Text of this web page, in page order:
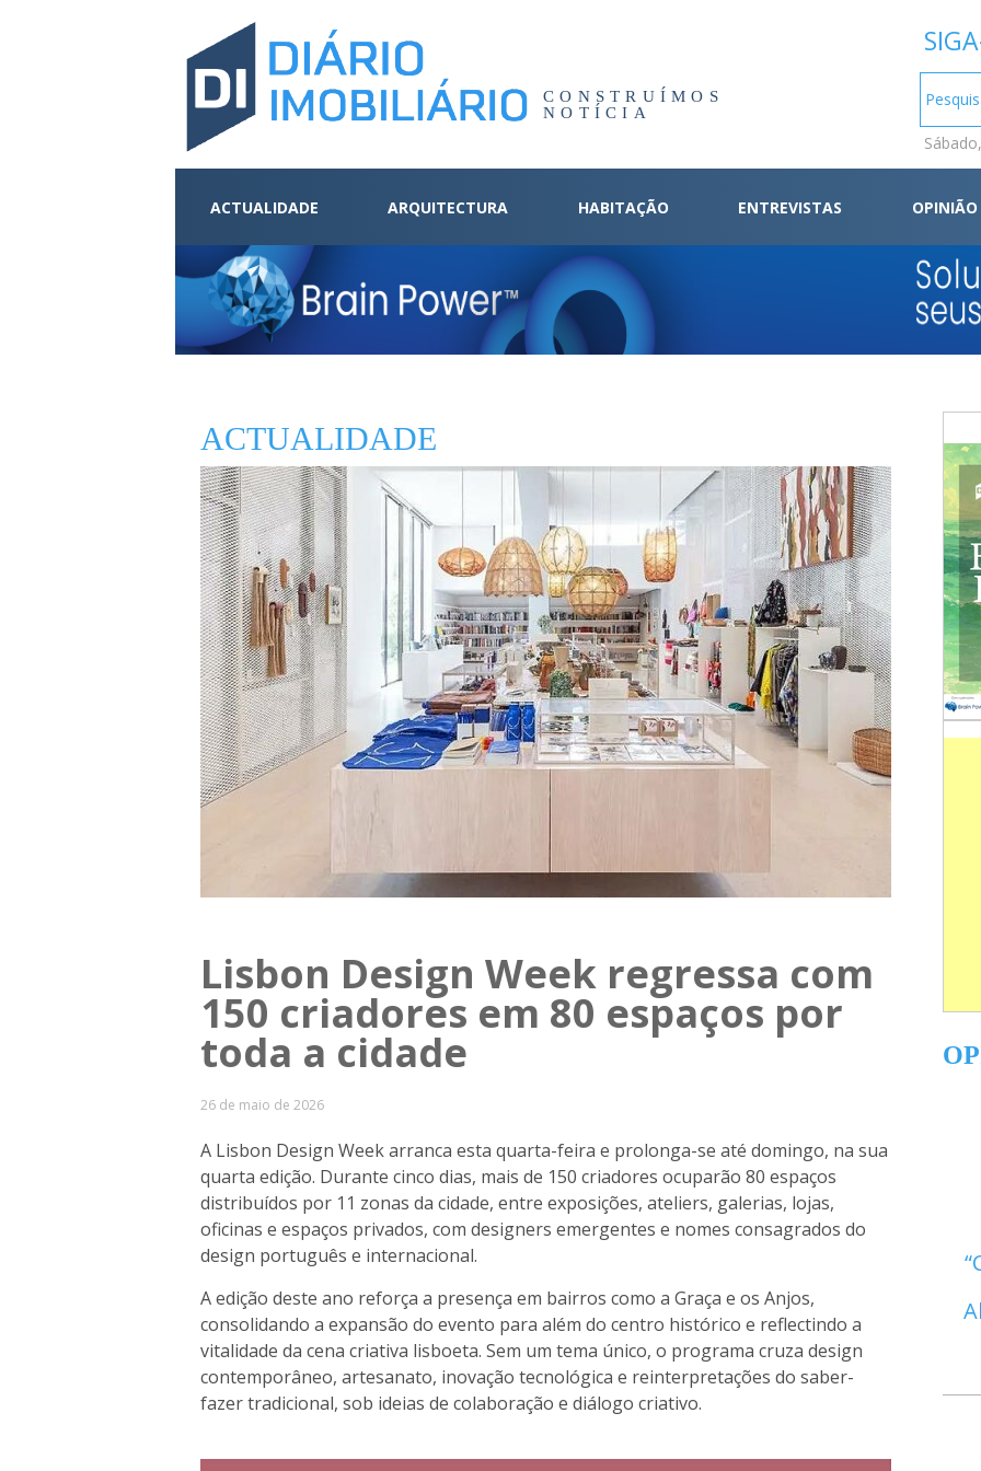
CONSTRUÍMOS
NOTÍCIA
ACTUALIDADE ARQUITECTURA HABITAÇÃO ENTREVISTAS OPINIÃO
ACTUALIDADE
Lisbon Design Week regressa com
150 criadores em 80 espaços por
toda a cidade
26 de maio de 2026
A Lisbon Design Week arranca esta quarta-feira e prolonga-se até domingo, na sua
quarta edição. Durante cinco dias, mais de 150 criadores ocuparão 80 espaços
distribuídos por 11 zonas da cidade, entre exposições, ateliers, galerias, lojas,
oficinas e espaços privados, com designers emergentes e nomes consagrados do
design português e internacional.
A edição deste ano reforça a presença em bairros como a Graça e os Anjos,
consolidando a expansão do evento para além do centro histórico e reflectindo a
vitalidade da cena criativa lisboeta. Sem um tema único, o programa cruza design
contemporâneo, artesanato, inovação tecnológica e reinterpretações do saber-
fazer tradicional, sob ideias de colaboração e diálogo criativo.